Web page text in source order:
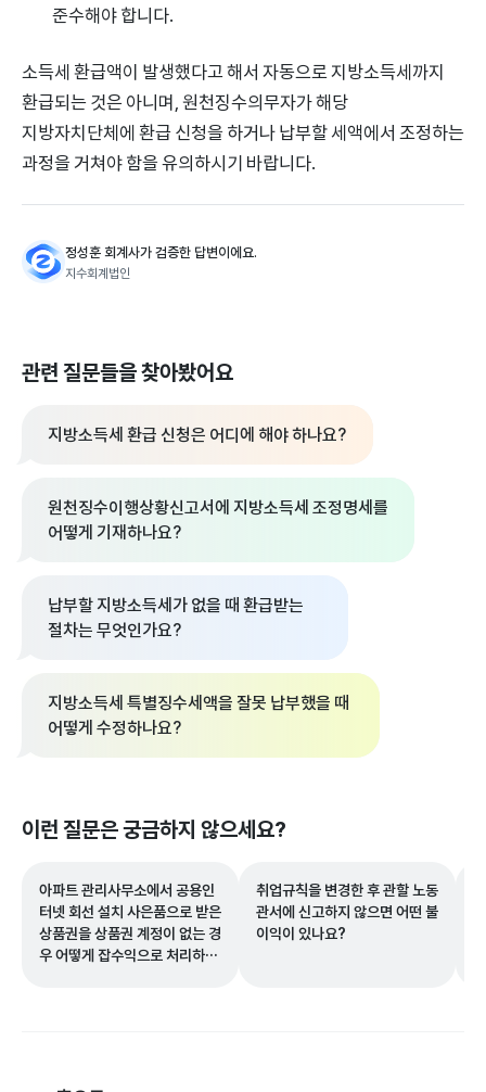
준수해야 합니다.
소득세 환급액이 발생했다고 해서 자동으로 지방소득세까지
환급되는 것은 아니며, 원천징수의무자가 해당
지방자치단체에 환급 신청을 하거나 납부할 세액에서 조정하는
과정을 거쳐야 함을 유의하시기 바랍니다.
정성훈 회계사가 검증한 답변이에요.
지수회계법인
관련 질문들을 찾아봤어요
지방소득세 환급 신청은 어디에 해야 하나요?
원천징수이행상황신고서에 지방소득세 조정명세를
어떻게 기재하나요?
납부할 지방소득세가 없을 때 환급받는
절차는 무엇인가요?
지방소득세 특별징수세액을 잘못 납부했을 때
어떻게 수정하나요?
이런 질문은 궁금하지 않으세요?
아파트 관리사무소에서 공용인
터넷 회선 설치 사은품으로 받은
상품권을 상품권 계정이 없는 경
우 어떻게 잡수익으로 처리하나
취업규칙을 변경한 후 관할 노동
관서에 신고하지 않으면 어떤 불
이익이 있나요?